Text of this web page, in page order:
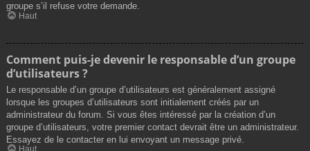
groupe s’il refuse votre demande.
Haut
Comment puis-je devenir le responsable d’un groupe
d’utilisateurs ?
Le responsable d’un groupe d’utilisateurs est généralement assigné
lorsque les groupes d’utilisateurs sont initialement créés par un
administrateur du forum. Si vous êtes intéressé par la création d’un
groupe d’utilisateurs, votre premier contact devrait être un administrateur.
Essayez de le contacter en lui envoyant un message privé.
Haut